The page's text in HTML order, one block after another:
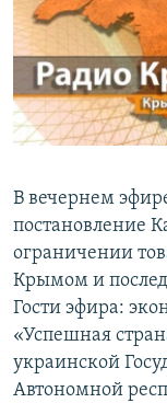
ПОБЕДИТЕЛЕЙ НЕ
ELIFBE
УКРАИНСКАЯ
ПРИСОЕДИНЯЙТЕСЬ!
В вечернем
постановление
ограничении
Крымом и
Гости эфира:
«Успешная
украинской
Автономной